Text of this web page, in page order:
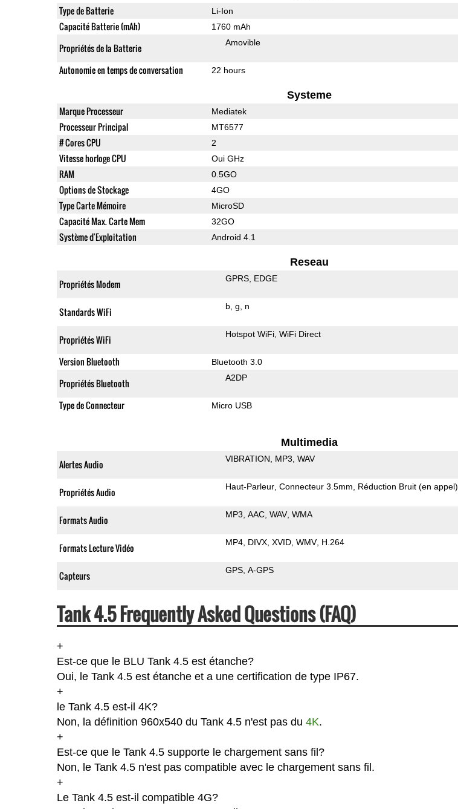
Type de Batterie Li-Ion
Capacité Batterie (mAh) 1760 mAh
Propriétés de la Batterie Amovible
Autonomie en temps de conversation 22 hours
Systeme
Marque Processeur Mediatek
Processeur Principal MT6577
# Cores CPU 2
Vitesse horloge CPU Oui GHz
RAM 0.5GO
Options de Stockage 4GO
Type Carte Mémoire MicroSD
Capacité Max. Carte Mem 32GO
Système d'Exploitation Android 4.1
Reseau
Propriétés Modem GPRS EDGE
Standards WiFi b g n
Propriétés WiFi Hotspot WiFi WiFi Direct
Version Bluetooth Bluetooth 3.0
Propriétés Bluetooth A2DP
Type de Connecteur Micro USB
Multimedia
Alertes Audio VIBRATION MP3 WAV
Propriétés Audio Haut-Parleur Connecteur 3.5mm Réduction Bruit (en appel)
Formats Audio MP3 AAC WAV WMA
Formats Lecture Vidéo MP4 DIVX XVID WMV H.264
Capteurs GPS A-GPS
Tank 4.5 Frequently Asked Questions (FAQ)
+
Est-ce que le BLU Tank 4.5 est étanche?
Oui, le Tank 4.5 est étanche et a une certification de type IP67.
+
le Tank 4.5 est-il 4K?
Non, la définition 960x540 du Tank 4.5 n'est pas du 4K.
+
Est-ce que le Tank 4.5 supporte le chargement sans fil?
Non, le Tank 4.5 n'est pas compatible avec le chargement sans fil.
+
Le Tank 4.5 est-il compatible 4G?